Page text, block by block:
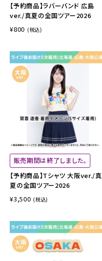
【予約商品】ラバーバンド 広島
ver./真夏の全国ツアー2026
¥800 (税込)
販売期間は終了しました。
【予約商品】Tシャツ 大阪ver./真
夏の全国ツアー2026
¥3,500 (税込)